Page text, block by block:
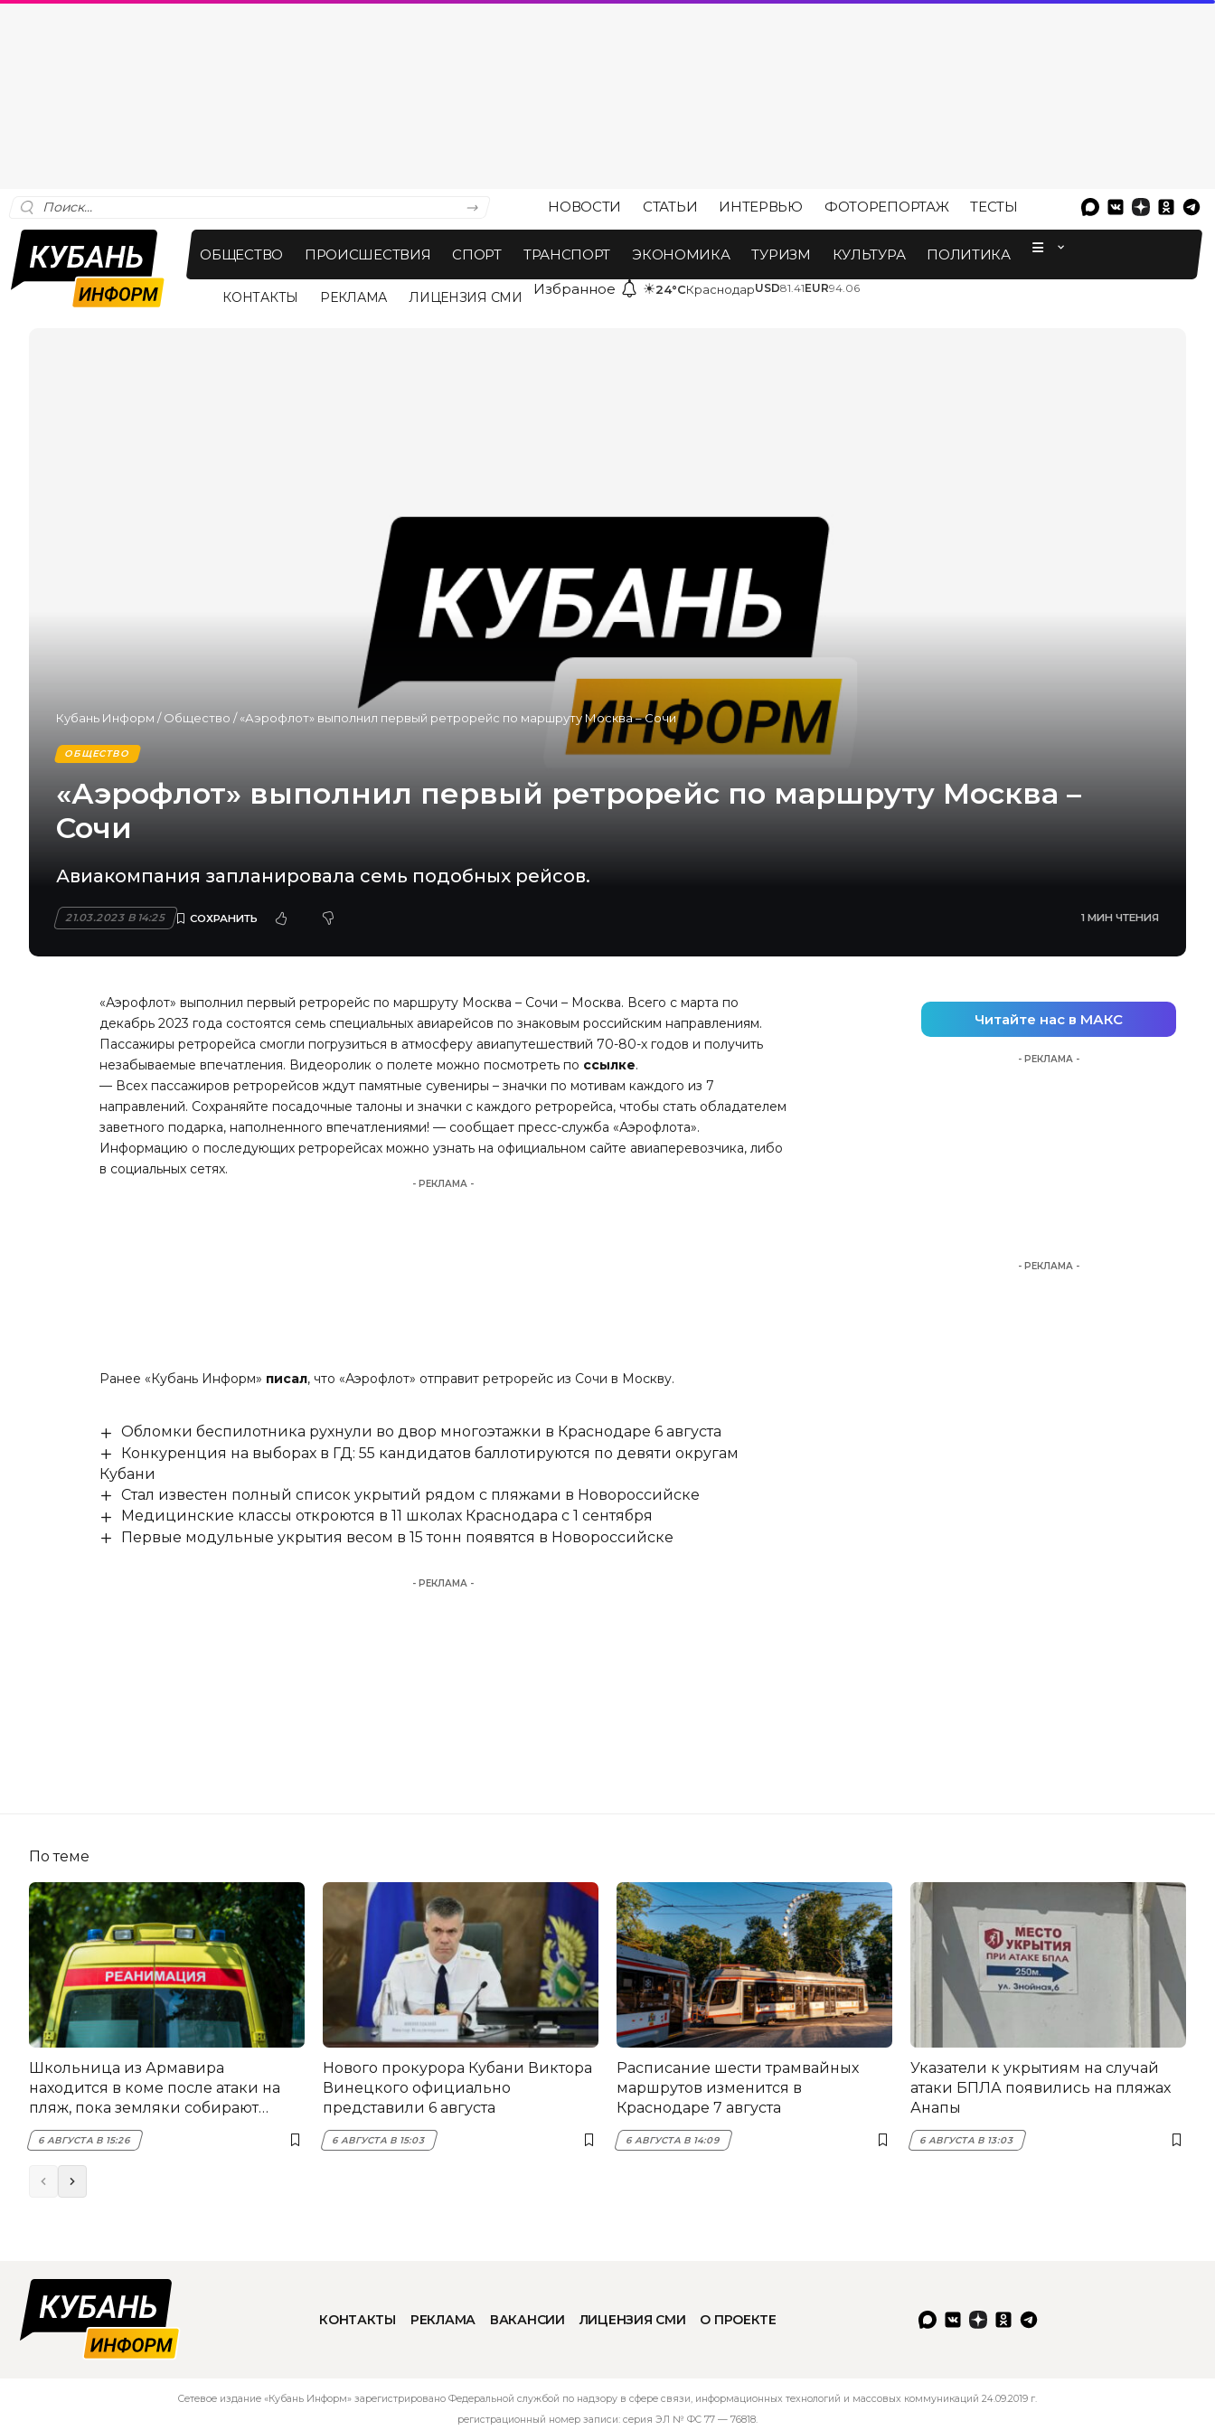
НОВОСТИ СТАТЬИ ИНТЕРВЬЮ ФОТОРЕПОРТАЖ ТЕСТЫ
ОБЩЕСТВО ПРОИСШЕСТВИЯ СПОРТ ТРАНСПОРТ ЭКОНОМИКА ТУРИЗМ КУЛЬТУРА ПОЛИТИКА
КОНТАКТЫ РЕКЛАМА ЛИЦЕНЗИЯ СМИ Избранное ☀24°CКраснодарUSD81.41EUR94.06
Кубань Информ /Общество /«Аэрофлот» выполнил первый ретрорейс по маршруту Москва – Сочи
ОБЩЕСТВО
«Аэрофлот» выполнил первый ретрорейс по маршруту Москва –
Сочи
Авиакомпания запланировала семь подобных рейсов.
21.03.2023 В 14:25 1 МИН ЧТЕНИЯ
«Аэрофлот» выполнил первый ретрорейс по маршруту Москва – Сочи – Москва. Всего с марта по
декабрь 2023 года состоятся семь специальных авиарейсов по знаковым российским направлениям.
Пассажиры ретрорейса смогли погрузиться в атмосферу авиапутешествий 70-80-х годов и получить
незабываемые впечатления. Видеоролик о полете можно посмотреть по ссылке.
— Всех пассажиров ретрорейсов ждут памятные сувениры – значки по мотивам каждого из 7
направлений. Сохраняйте посадочные талоны и значки с каждого ретрорейса, чтобы стать обладателем
заветного подарка, наполненного впечатлениями! — сообщает пресс-служба «Аэрофлота».
Информацию о последующих ретрорейсах можно узнать на официальном сайте авиаперевозчика, либо
в социальных сетях.
- РЕКЛАМА -
Ранее «Кубань Информ» писал, что «Аэрофлот» отправит ретрорейс из Сочи в Москву.
Обломки беспилотника рухнули во двор многоэтажки в Краснодаре 6 августа
Конкуренция на выборах в ГД: 55 кандидатов баллотируются по девяти округам
Кубани
Стал известен полный список укрытий рядом с пляжами в Новороссийске
Медицинские классы откроются в 11 школах Краснодара с 1 сентября
Первые модульные укрытия весом в 15 тонн появятся в Новороссийске
- РЕКЛАМА -
Читайте нас в МАКС
- РЕКЛАМА -
- РЕКЛАМА -
По теме
Школьница из Армавира
находится в коме после атаки на
пляж, пока земляки собирают
помощь
6 АВГУСТА В 15:26
Нового прокурора Кубани Виктора
Винецкого официально
представили 6 августа
6 АВГУСТА В 15:03
Расписание шести трамвайных
маршрутов изменится в
Краснодаре 7 августа
6 АВГУСТА В 14:09
Указатели к укрытиям на случай
атаки БПЛА появились на пляжах
Анапы
6 АВГУСТА В 13:03
КОНТАКТЫ РЕКЛАМА ВАКАНСИИ ЛИЦЕНЗИЯ СМИ О ПРОЕКТЕ
Сетевое издание «Кубань Информ» зарегистрировано Федеральной службой по надзору в сфере связи, информационных технологий и массовых коммуникаций 24.09.2019 г.
регистрационный номер записи: серия ЭЛ № ФС 77 — 76818.